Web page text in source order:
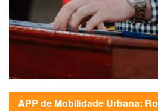
APP de Mobilidade Urbana: